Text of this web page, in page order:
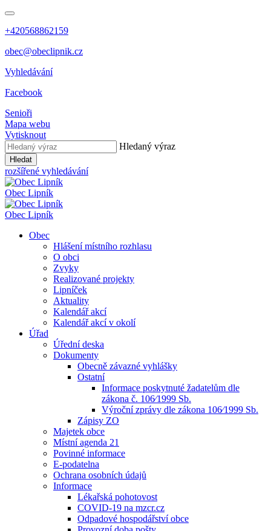
+420568862159
obec@obeclipnik.cz
Vyhledávání
Facebook
Senioři
Mapa webu
Vytisknout
Hledaný výraz
Hledat
rozšířené vyhledávání
Obec Lipník
Obec Lipník
Obec
Hlášení místního rozhlasu
O obci
Zvyky
Realizované projekty
Lipníček
Aktuality
Kalendář akcí
Kalendář akcí v okolí
Úřad
Úřední deska
Dokumenty
Obecně závazné vyhlášky
Ostatní
Informace poskytnuté žadatelům dle
zákona č. 106⁄1999 Sb.
Výroční zprávy dle zákona 106⁄1999 Sb.
Zápisy ZO
Majetek obce
Místní agenda 21
Povinné informace
E-podatelna
Ochrana osobních údajů
Informace
Lékařská pohotovost
COVID-19 na mzcr.cz
Odpadové hospodářství obce